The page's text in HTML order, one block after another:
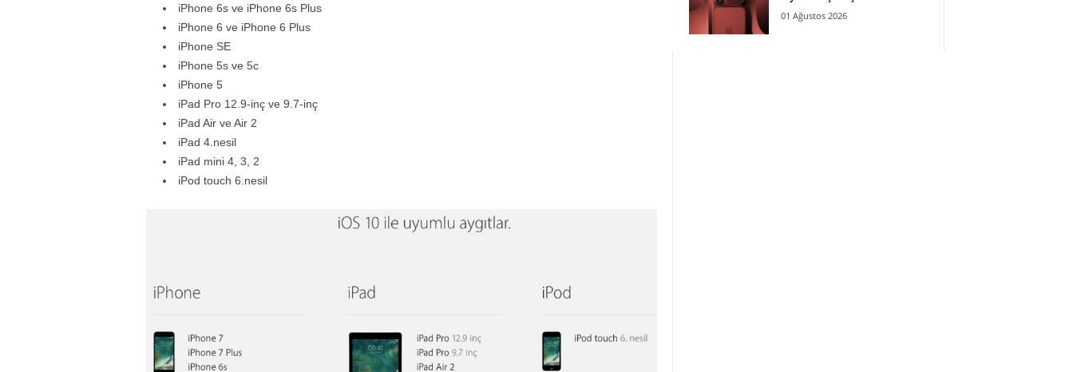
iPhone 6s ve iPhone 6s Plus
iPhone 6 ve iPhone 6 Plus
iPhone SE
iPhone 5s ve 5c
iPhone 5
iPad Pro 12.9-inç ve 9.7-inç
iPad Air ve Air 2
iPad 4.nesil
iPad mini 4, 3, 2
iPod touch 6.nesil
01 Ağustos 2026